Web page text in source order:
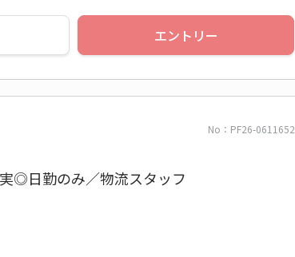
エントリー
No：PF26-0611652
◎日勤のみ／物流スタッフ